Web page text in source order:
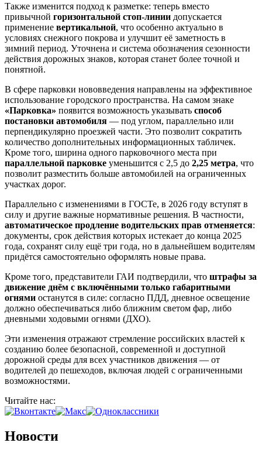
Также изменится подход к разметке: теперь вместо
привычной горизонтальной стоп-линии допускается
применение вертикальной, что особенно актуально в
условиях снежного покрова и улучшит её заметность в
зимний период. Уточнена и система обозначения сезонности
действия дорожных знаков, которая станет более точной и
понятной.
В сфере парковки нововведения направлены на эффективное
использование городского пространства. На самом знаке
«Парковка» появится возможность указывать способ
постановки автомобиля — под углом, параллельно или
перпендикулярно проезжей части. Это позволит сократить
количество дополнительных информационных табличек.
Кроме того, ширина одного парковочного места при
параллельной парковке уменьшится с 2,5 до 2,25 метра, что
позволит разместить больше автомобилей на ограниченных
участках дорог.
Параллельно с изменениями в ГОСТе, в 2026 году вступят в
силу и другие важные нормативные решения. В частности,
автоматическое продление водительских прав отменяется:
документы, срок действия которых истекает до конца 2025
года, сохранят силу ещё три года, но в дальнейшем водителям
придётся самостоятельно оформлять новые права.
Кроме того, представители ГАИ подтвердили, что штрафы за
движение днём с включёнными только габаритными
огнями останутся в силе: согласно ПДД, дневное освещение
должно обеспечиваться либо ближним светом фар, либо
дневными ходовыми огнями (ДХО).
Эти изменения отражают стремление российских властей к
созданию более безопасной, современной и доступной
дорожной среды для всех участников движения — от
водителей до пешеходов, включая людей с ограниченными
возможностями.
Читайте нас:
Новости